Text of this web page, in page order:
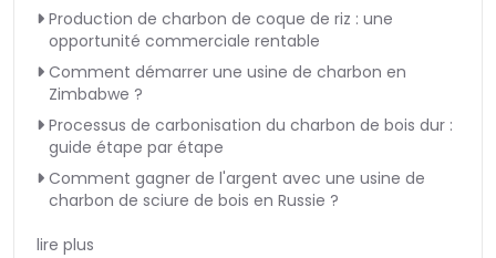
Production de charbon de coque de riz : une
opportunité commerciale rentable
Comment démarrer une usine de charbon en
Zimbabwe ?
Processus de carbonisation du charbon de bois dur :
guide étape par étape
Comment gagner de l'argent avec une usine de
charbon de sciure de bois en Russie ?
lire plus